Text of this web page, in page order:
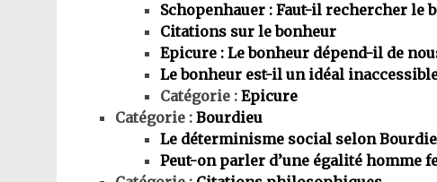
Schopenhauer : Faut-il rechercher le
Citations sur le bonheur
Epicure : Le bonheur dépend-il de
Le bonheur est-il un idéal
Catégorie : Epicure
Catégorie : Bourdieu
Le déterminisme social selon
Peut-on parler d’une égalité homme